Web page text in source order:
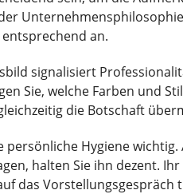
an.
signalisiert
Sie, welche Farben und
die Botschaft
Hygiene
halten Sie ihn dezent.
das Vorstellungsgespräch